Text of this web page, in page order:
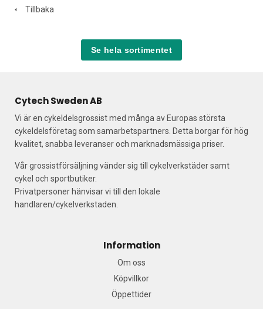
Tillbaka
Se hela sortimentet
Cytech Sweden AB
Vi är en cykeldelsgrossist med många av Europas största
cykeldelsföretag som samarbetspartners. Detta borgar för hög
kvalitet, snabba leveranser och marknadsmässiga priser.
Vår grossistförsäljning vänder sig till cykelverkstäder samt
cykel och sportbutiker.
Privatpersoner hänvisar vi till den lokale
handlaren/cykelverkstaden.
Information
Om oss
Köpvillkor
Öppettider